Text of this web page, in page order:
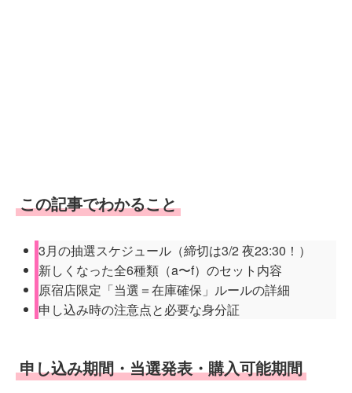
この記事でわかること
3月の抽選スケジュール（締切は3/2 夜23:30！）
新しくなった全6種類（a〜f）のセット内容
原宿店限定「当選＝在庫確保」ルールの詳細
申し込み時の注意点と必要な身分証
申し込み期間・当選発表・購入可能期間